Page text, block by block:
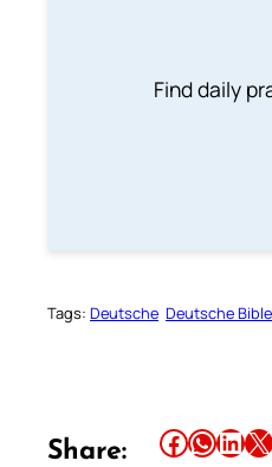
Find daily
Tags: Deutsche Deutsche Bible
Share: Share this article on Facebook Share this article on WhatsApp Share this article on LinkedIn Share this article on X